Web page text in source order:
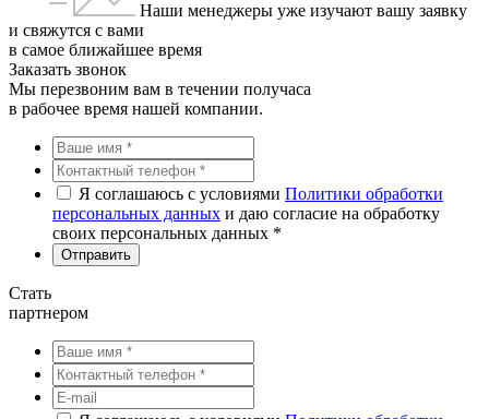
Наши менеджеры уже изучают вашу заявку
и свяжутся с вами
в самое ближайшее время
Заказать звонок
Мы перезвоним вам в течении получаса
в рабочее время нашей компании.
Я соглашаюсь с условиями Политики обработки
персональных данных и даю согласие на обработку
своих персональных данных *
Стать
партнером